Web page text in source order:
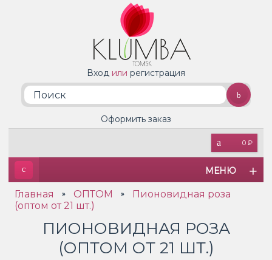
Вход или регистрация
0 ₽
Оформить заказ
МЕНЮ
Главная » ОПТОМ »
Пионовидная роза
(оптом от 21 шт.)
ПИОНОВИДНАЯ РОЗА
(ОПТОМ ОТ 21 ШТ.)